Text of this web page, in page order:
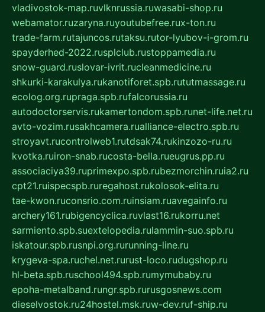
vladivostok-map.ruvlknrussia.ruwasabi-shop.ru
webamator.ruzaryna.ruyoutubefree.rux-ton.ru
trade-farm.rutajuncos.rutaksu.rutor-lyubov-i-grom.ru
spayderhed-2022.rusplclub.rustoppamedia.ru
snow-guard.ruslovar-ivrit.rucleanmedicine.ru
shkurki-karakulya.rukanotiforet.spb.rututmassage.ru
ecolog.org.rupraga.spb.rufalcorussia.ru
autodoctorservis.rukamertondom.spb.runet-life.net.ru
avto-vozim.rusakhcamera.rualliance-electro.spb.ru
stroyavt.rucontrolweb1.rutdsak74.rukinzozo-ru.ru
kvotka.ruiron-snab.rucosta-bella.rueugrus.pp.ru
associaciya39.ruprimexpo.spb.rubezmorchin.ruia2.ru
cpt21.ruispecspb.ruregahost.rukolosok-elita.ru
tae-kwon.ruconsrio.com.ruinsiam.ruavegainfo.ru
archery161.rubigencyclica.ruvlast16.rukorru.net
sarmiento.spb.suextelopedia.rulammin-suo.spb.ru
iskatour.spb.rusnpi.org.rurunning-line.ru
krygeva-spa.ruchel.net.rurust-loco.rudugshop.ru
hl-beta.spb.ruschool494.spb.rumymubaby.ru
epoha-metalband.rungr.spb.rurusgosnews.com
dieselvostok.ru24hostel.msk.ruw-dev.ruf-ship.ru